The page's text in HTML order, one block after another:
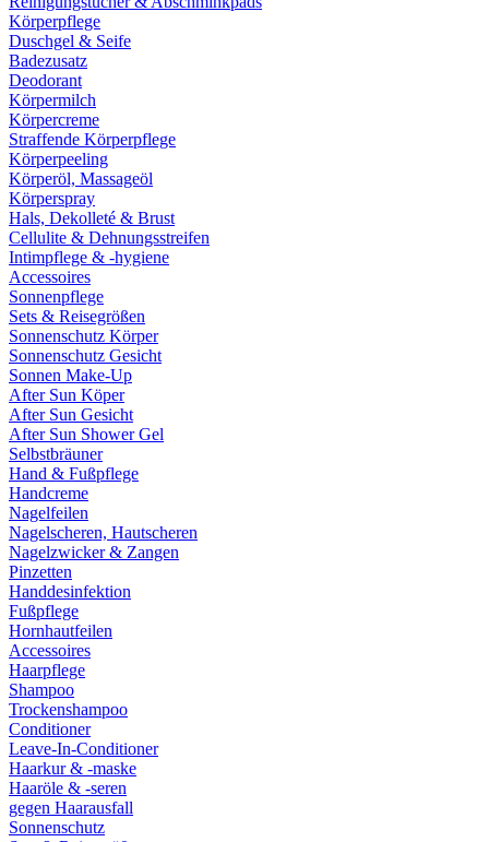
Körperpflege
Duschgel & Seife
Badezusatz
Deodorant
Körpermilch
Körpercreme
Straffende Körperpflege
Körperpeeling
Körperöl, Massageöl
Körperspray
Hals, Dekolleté & Brust
Cellulite & Dehnungsstreifen
Intimpflege & -hygiene
Accessoires
Sonnenpflege
Sets & Reisegrößen
Sonnenschutz Körper
Sonnenschutz Gesicht
Sonnen Make-Up
After Sun Köper
After Sun Gesicht
After Sun Shower Gel
Selbstbräuner
Hand & Fußpflege
Handcreme
Nagelfeilen
Nagelscheren, Hautscheren
Nagelzwicker & Zangen
Pinzetten
Handdesinfektion
Fußpflege
Hornhautfeilen
Accessoires
Haarpflege
Shampoo
Trockenshampoo
Conditioner
Leave-In-Conditioner
Haarkur & -maske
Haaröle & -seren
gegen Haarausfall
Sonnenschutz